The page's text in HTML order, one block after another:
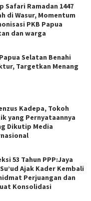
Safari Ramadan 1447
di Wasur, Momentum
PKB Papua
dan warga
Selatan Benahi
Targetkan Menang
Kadepa, Tokoh
yang Pernyataannya
Dikutip Media
53 Tahun PPP:Jaya
Ajak Kader Kembali
Perjuangan dan
Konsolidasi